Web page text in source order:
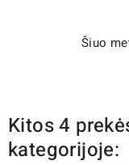
Šiuo
Kitos 4
kategorijoje: